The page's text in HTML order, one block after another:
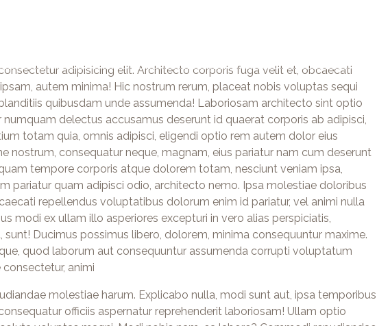
adipisicing elit. Architecto corporis fuga velit et, obcaecati
autem minima! Hic nostrum rerum, placeat nobis voluptas sequi
quibusdam unde assumenda! Laboriosam architecto sint optio
delectus accusamus deserunt id quaerat corporis ab adipisci,
totam quia, omnis adipisci, eligendi optio rem autem dolor eius
nostrum, consequatur neque, magnam, eius pariatur nam cum deserunt
tempore corporis atque dolorem totam, nesciunt veniam ipsa,
pariatur quam adipisci odio, architecto nemo. Ipsa molestiae doloribus
repellendus voluptatibus dolorum enim id pariatur, vel animi nulla
modi ex ullam illo asperiores excepturi in vero alias perspiciatis,
sunt! Ducimus possimus libero, dolorem, minima consequuntur maxime.
quod laborum aut consequuntur assumenda corrupti voluptatum
animi
molestiae harum. Explicabo nulla, modi sunt aut, ipsa temporibus
officiis aspernatur reprehenderit laboriosam! Ullam optio